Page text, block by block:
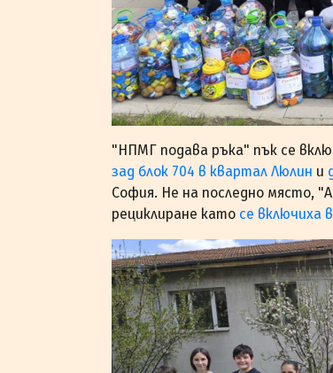
"НПМГ подава ръка" пък се
зад блок 704 в квартал Люлин и
София. Не на последно място,
рециклиране като се включиха